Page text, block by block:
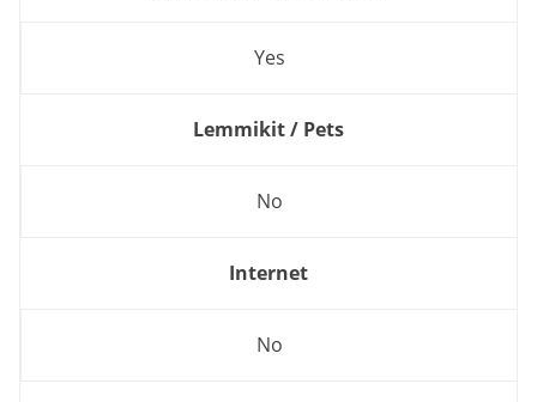
Yes
Lemmikit / Pets
No
Internet
No